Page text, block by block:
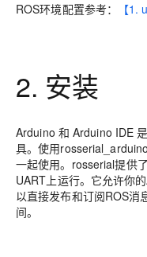
ROS环境配置参考： 【1.
2. 安装
Arduino 和 Arduino IDE
具。使用
一起使用。rosserial提供
UART上运行。它允许你
以直接发布和订阅ROS消
间。